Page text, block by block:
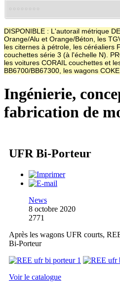
DISPONIBLE : L'autorail métrique
Orange/Alu et Orange/Béton, les
les citernes à pétrole, les céréaliers
couchettes série 3 (à l'échelle N).
les voitures CORAIL couchettes et
BB6700/BB67300, les wagons
Ingénierie,
fabrication de
UFR Bi-Porteur
News
8 octobre 2020
2771
Après les wagons UFR courts,
Bi-Porteur
Voir le catalogue